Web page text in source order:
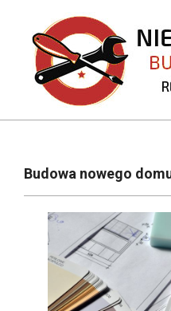
content
NavigationBudowa nowego